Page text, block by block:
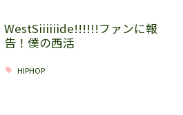
WestSiiiiiide!!!!!!ファンに報
告！僕の西活
HIPHOP